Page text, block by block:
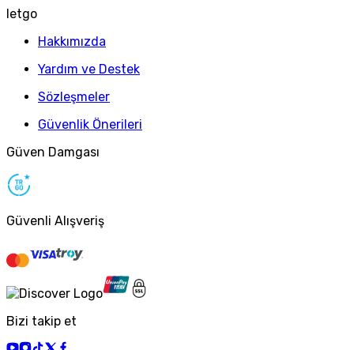
letgo
Hakkımızda
Yardım ve Destek
Sözleşmeler
Güvenlik Önerileri
Güven Damgası
Güvenli Alışveriş
Bizi takip et